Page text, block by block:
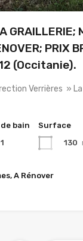
GRAILLERIE;
PRIX
(Occitanie).
Verrières » La
bain
1
Surface
130
A Rénover